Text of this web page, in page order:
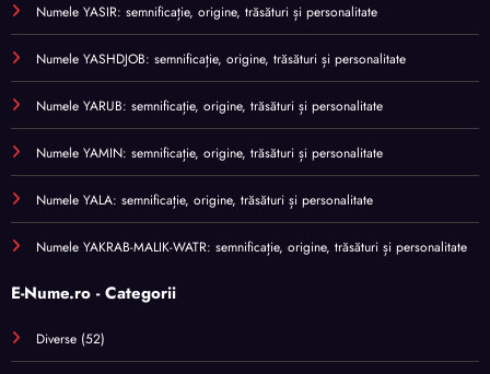
Numele YASIR: semnificație, origine, trăsături și personalitate
Numele YASHDJOB: semnificație, origine, trăsături și personalitate
Numele YARUB: semnificație, origine, trăsături și personalitate
Numele YAMIN: semnificație, origine, trăsături și personalitate
Numele YALA: semnificație, origine, trăsături și personalitate
Numele YAKRAB-MALIK-WATR: semnificație, origine, trăsături și personalitate
E-Nume.ro - Categorii
Diverse (52)